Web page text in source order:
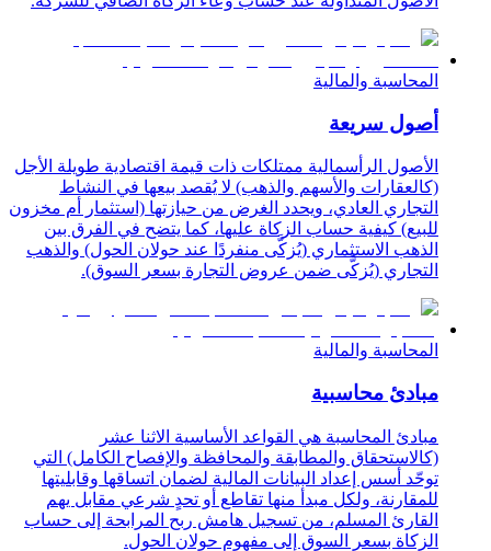
المحاسبة والمالية
أصول سريعة
الأصول الرأسمالية ممتلكات ذات قيمة اقتصادية طويلة الأجل
(كالعقارات والأسهم والذهب) لا يُقصد بيعها في النشاط
التجاري العادي، ويحدد الغرض من حيازتها (استثمار أم مخزون
للبيع) كيفية حساب الزكاة عليها، كما يتضح في الفرق بين
الذهب الاستثماري (يُزكَّى منفردًا عند حولان الحول) والذهب
التجاري (يُزكَّى ضمن عروض التجارة بسعر السوق).
المحاسبة والمالية
مبادئ محاسبية
مبادئ المحاسبة هي القواعد الأساسية الاثنا عشر
(كالاستحقاق والمطابقة والمحافظة والإفصاح الكامل) التي
توحّد أسس إعداد البيانات المالية لضمان اتساقها وقابليتها
للمقارنة، ولكل مبدأ منها تقاطع أو تحدٍ شرعي مقابل يهم
القارئ المسلم، من تسجيل هامش ربح المرابحة إلى حساب
الزكاة بسعر السوق إلى مفهوم حولان الحول.